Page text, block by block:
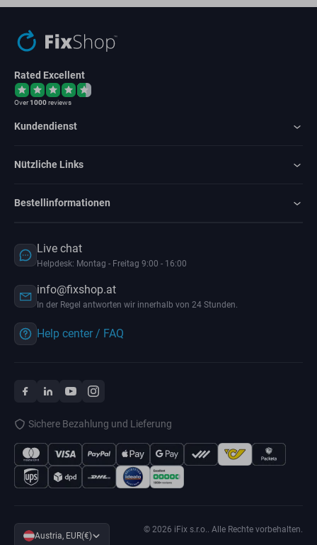
Rated Excellent
Over1000reviews
Kundendienst
Nützliche Links
Bestellinformationen
Live chat
Helpdesk: Montag - Freitag 9:00 - 16:00
info@fixshop.at
In der Regel antworten wir innerhalb von 24 Stunden.
Help center / FAQ
Sichere Bezahlung und Lieferung
Austria, EUR(€)
© 2026 iFix s.r.o.. Alle Rechte vorbehalten.